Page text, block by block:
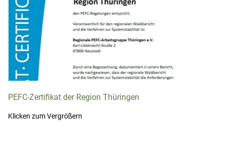
PEFC-Zertifikat der Region Thüringen
Klicken zum Vergrößern